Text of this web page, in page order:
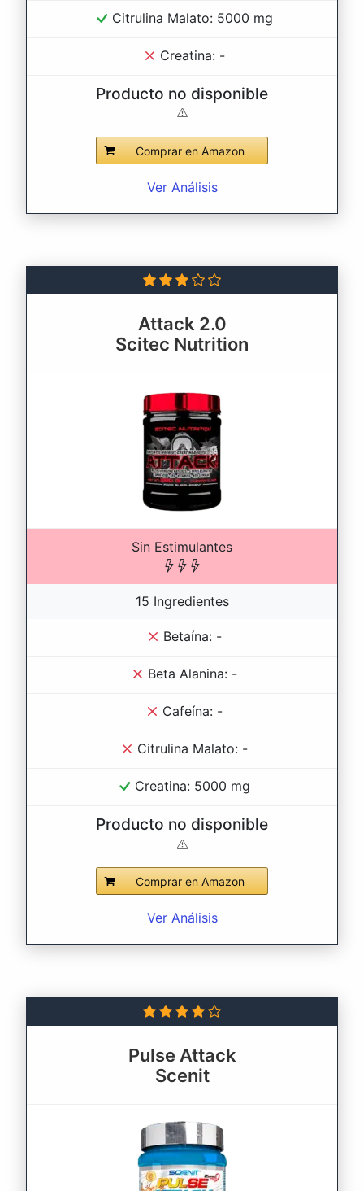
Citrulina Malato: 5000 mg
Creatina: -
Producto no disponible
Comprar en Amazon
Ver Análisis
Attack 2.0
Scitec Nutrition
Sin Estimulantes
15 Ingredientes
Betaína: -
Beta Alanina: -
Cafeína: -
Citrulina Malato: -
Creatina: 5000 mg
Producto no disponible
Comprar en Amazon
Ver Análisis
Pulse Attack
Scenit